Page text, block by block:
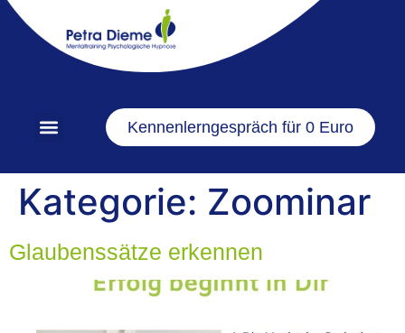
springen
Kennenlerngespräch für 0 Euro
Kategorie: Zoominar
Glaubenssätze erkennen